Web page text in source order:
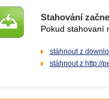
Stahování
Pokud stahovaní
stáhnout z
stáhnout z http://